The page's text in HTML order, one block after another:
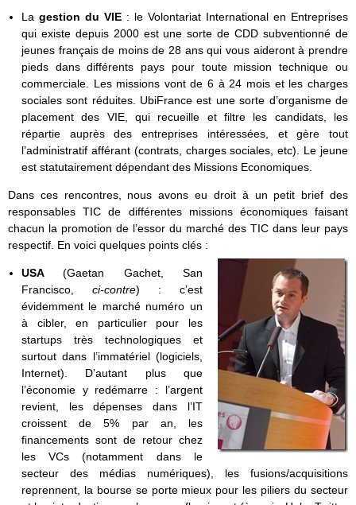
La gestion du VIE: le Volontariat International en Entreprises
qui existe depuis 2000 est une sorte de CDD subventionné de
jeunes français de moins de 28 ans qui vous aideront à prendre
pieds dans différents pays pour toute mission technique ou
commerciale. Les missions vont de 6 à 24 mois et les charges
sociales sont réduites. UbiFrance est une sorte d’organisme de
placement des VIE, qui recueille et filtre les candidats, les
répartie auprès des entreprises intéressées, et gère tout
l’administratif afférant (contrats, charges sociales, etc). Le jeune
est statutairement dépendant des Missions Economiques.
Dans ces rencontres, nous avons eu droit à un petit brief des
responsables TIC de différentes missions économiques faisant
chacun la promotion de l’essor du marché des TIC dans leur pays
respectif. En voici quelques points clés :
USA(Gaetan Gachet, San
Francisco, ci-contre) : c’est
évidemment le marché numéro un
à cibler, en particulier pour les
startups très technologiques et
surtout dans l’immatériel (logiciels,
Internet). D’autant plus que
l’économie y redémarre : l’argent
revient, les dépenses dans l’IT
croissent de 5% par an, les
financements sont de retour chez
les VCs (notamment dans le
secteur des médias numériques), les fusions/acquisitions
reprennent, la bourse se porte mieux pour les piliers du secteur